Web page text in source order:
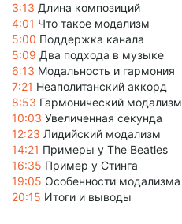
3:13 Длина композиций
4:01 Что такое модализм
5:00 Поддержка канала
5:09 Два подхода в музыке
6:13 Модальность и гармония
7:21 Неаполитанский аккорд
8:53 Гармонический модализм
10:03 Увеличенная секунда
12:23 Лидийский модализм
14:21 Примеры у The Beatles
16:35 Пример у Стинга
19:05 Особенности модализма
20:15 Итоги и выводы